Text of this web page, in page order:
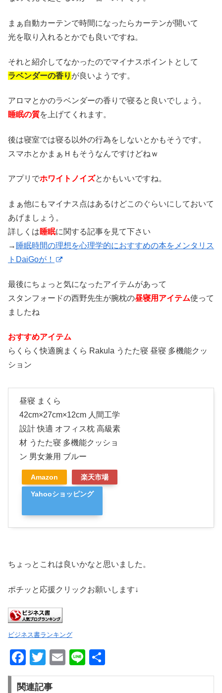
まぁ自動カーテンで時間になったらカーテンが開いて
光を取り入れるとかでも良いですね。
それと紹介してなかったのでマイナスポイントとして
ラベンダーの香り が良いようです。
アロマとかのラベンダーの香りで寝ると良いでしょう。
睡眠の質を上げてくれます。
後は寝室では寝る以外の行為をしないとかもそうです。
スマホとかまぁＨもそうなんですけどねｗ
アプリでホワイトノイズとかもいいですね。
まぁ他にもマイナス点はあるけどこのぐらいにしておいて
あげましょう。
詳しくは睡眠に関する記事を見て下さい
→ 睡眠時間の理想を心理学的におすすめの本をメンタリス
トDaiGoが！
最後にちょっと気になったアイテムがあって
スタンフォードの西野先生が腕枕の昼寝用アイテム使って
ましたね
おすすめアイテム
らくらく快適腕まくら Rakula うたた寝 昼寝 多機能クッ
ション
昼寝 まくら
42cm×27cm×12cm 人間工学
設計 快適 オフィス枕 高級素
材 うたた寝 多機能クッショ
ン 男女兼用 ブルー
Amazon 楽天市場
Yahooショッピング
ちょっとこれは良いかなと思いました。
ポチッと応援クリックお願いします↓
ビジネス書ランキング
F
a
c
T
wi
tt
E
m
Li
n
有
関連記事